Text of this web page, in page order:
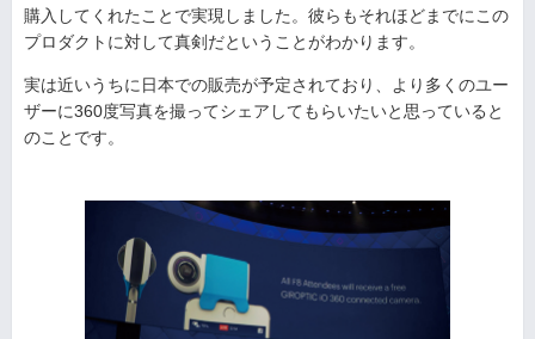
購入してくれたことで実現しました。彼らもそれほどまでにこの
プロダクトに対して真剣だということがわかります。
実は近いうちに日本での販売が予定されており、より多くのユー
ザーに360度写真を撮ってシェアしてもらいたいと思っていると
のことです。